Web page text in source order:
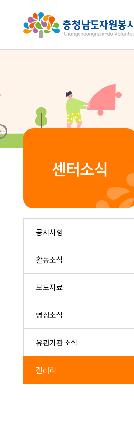
센터소식
공지사항
활동소식
보도자료
영상소식
유관기관 소식
갤러리